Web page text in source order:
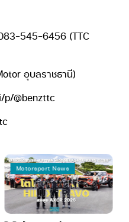
545-6456 (TTC
อุบลราชธานี)
p/@benzttc
Motorsport News